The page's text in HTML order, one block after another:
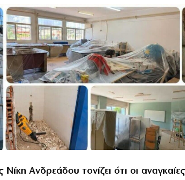
Ανδρεάδου τονίζει ότι οι